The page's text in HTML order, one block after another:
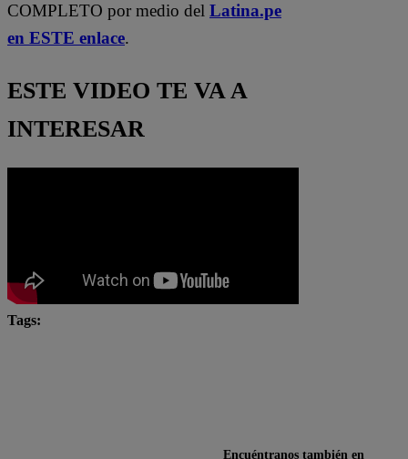
COMPLETO por medio del Latina.pe
en ESTE enlace.
ESTE VIDEO TE VA A
INTERESAR
Tags:
Encuéntranos también en